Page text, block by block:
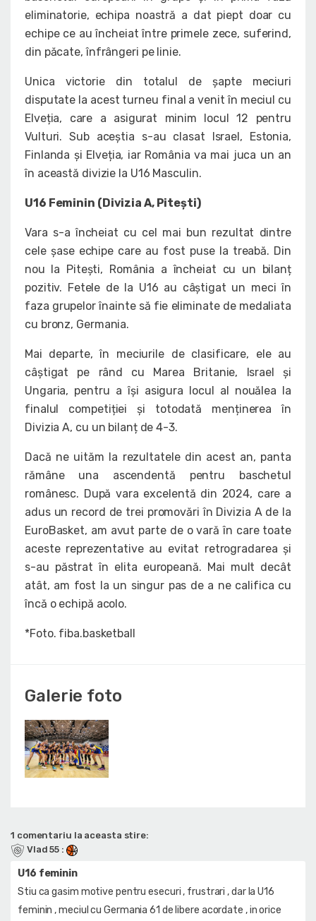
eliminatorie, echipa noastră a dat piept doar cu
echipe ce au încheiat între primele zece, suferind,
din păcate, înfrângeri pe linie.
Unica victorie din totalul de șapte meciuri
disputate la acest turneu final a venit în meciul cu
Elveția, care a asigurat minim locul 12 pentru
Vulturi. Sub aceștia s-au clasat Israel, Estonia,
Finlanda și Elveția, iar România va mai juca un an
în această divizie la U16 Masculin.
U16 Feminin (Divizia A, Pitești)
Vara s-a încheiat cu cel mai bun rezultat dintre
cele șase echipe care au fost puse la treabă. Din
nou la Pitești, România a încheiat cu un bilanț
pozitiv. Fetele de la U16 au câștigat un meci în
faza grupelor înainte să fie eliminate de medaliata
cu bronz, Germania.
Mai departe, în meciurile de clasificare, ele au
câștigat pe rând cu Marea Britanie, Israel și
Ungaria, pentru a își asigura locul al nouălea la
finalul competiției și totodată menținerea în
Divizia A, cu un bilanț de 4-3.
Dacă ne uităm la rezultatele din acest an, panta
rămâne una ascendentă pentru baschetul
românesc. După vara excelentă din 2024, care a
adus un record de trei promovări în Divizia A de la
EuroBasket, am avut parte de o vară în care toate
aceste reprezentative au evitat retrogradarea și
s-au păstrat în elita europeană. Mai mult decât
atât, am fost la un singur pas de a ne califica cu
încă o echipă acolo.
*Foto. fiba.basketball
Galerie foto
1 comentariu la aceasta stire:
Vlad 55 :
U16 feminin
Stiu ca gasim motive pentru esecuri , frustrari , dar la U16
feminin , meciul cu Germania 61 de libere acordate , in orice